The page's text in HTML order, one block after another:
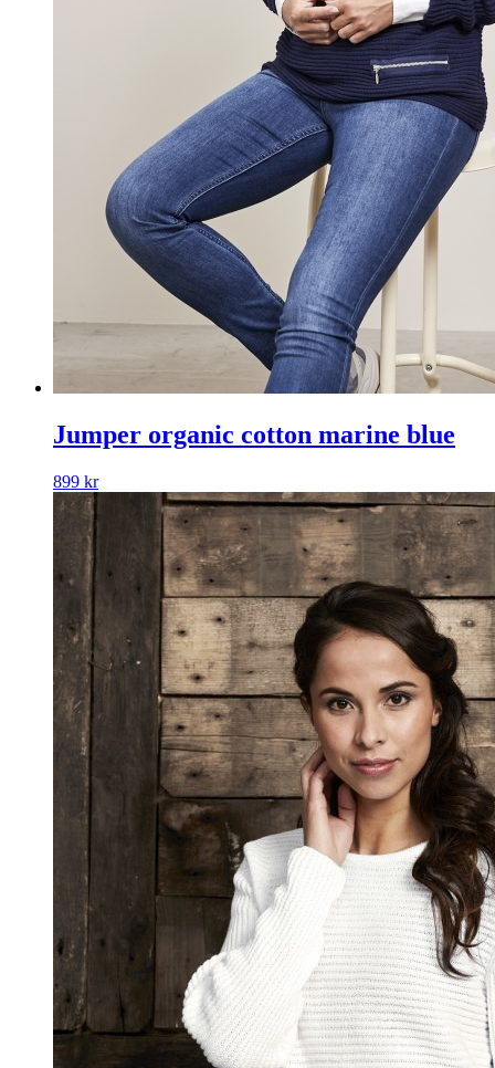
Jumper organic cotton marine blue
899 kr